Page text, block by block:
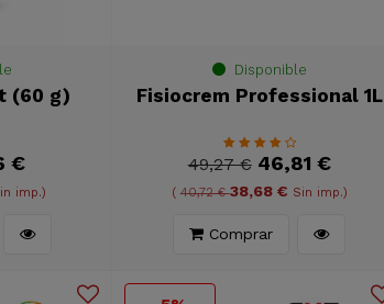
(60 g)
€
imp.)
Disponible
Fisiocrem Professional 1L
49,27 € 46,81 €
(40,72 €38,68 € Sin imp.)
Comprar